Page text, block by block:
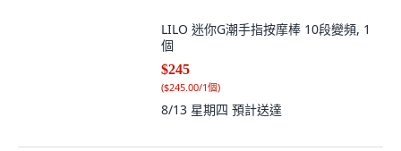
LILO 迷你G潮手指按摩棒 10段變頻, 1
個
$245
($245.00/1個)
8/13 星期四 預計送達